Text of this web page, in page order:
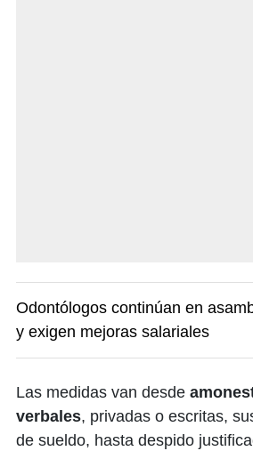
Odontólogos continúan en
y exigen mejoras salariales
Las medidas van desde
verbales, privadas o escritas,
de sueldo, hasta despido